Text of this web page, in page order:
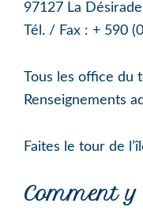
97127 La Désirade
Tél. / Fax : + 590
Tous les office du
Renseignements
Faites le tour de
Comment